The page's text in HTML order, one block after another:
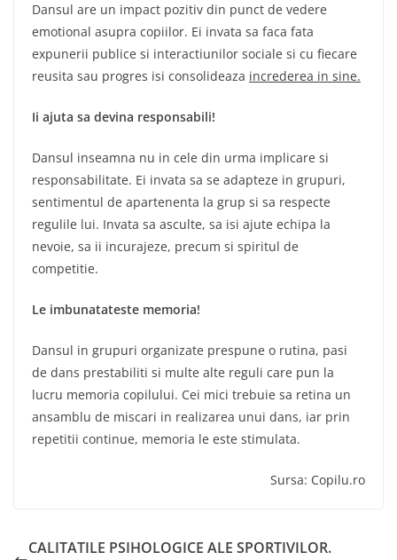
Dansul are un impact pozitiv din punct de vedere
emotional asupra copiilor. Ei invata sa faca fata
expunerii publice si interactiunilor sociale si cu fiecare
reusita sau progres isi consolideaza increderea in sine.
Ii ajuta sa devina responsabili!
Dansul inseamna nu in cele din urma implicare si
responsabilitate. Ei invata sa se adapteze in grupuri,
sentimentul de apartenenta la grup si sa respecte
regulile lui. Invata sa asculte, sa isi ajute echipa la
nevoie, sa ii incurajeze, precum si spiritul de
competitie.
Le imbunatateste memoria!
Dansul in grupuri organizate prespune o rutina, pasi
de dans prestabiliti si multe alte reguli care pun la
lucru memoria copilului. Cei mici trebuie sa retina un
ansamblu de miscari in realizarea unui dans, iar prin
repetitii continue, memoria le este stimulata.
Sursa: Copilu.ro
CALITATILE PSIHOLOGICE ALE SPORTIVILOR.